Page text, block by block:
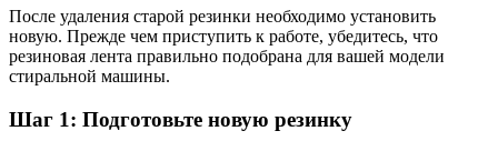
После удаления старой резинки необходимо установить
новую. Прежде чем приступить к работе, убедитесь, что
резиновая лента правильно подобрана для вашей модели
стиральной машины.
Шаг 1: Подготовьте новую резинку